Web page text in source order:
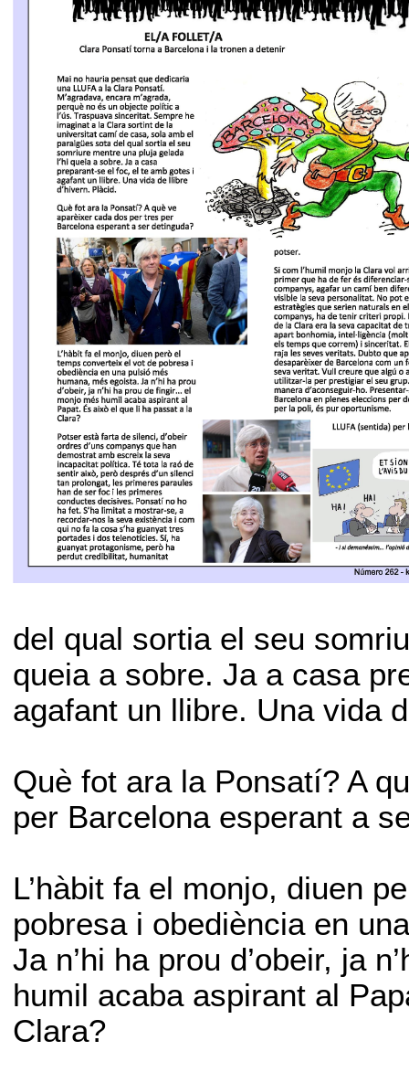
del qual sortia el seu
queia a sobre. Ja a casa
agafant un llibre. Una vida
Què fot ara la Ponsatí? A
per Barcelona esperant a
L’hàbit fa el monjo, diuen
pobresa i obediència en
Ja n’hi ha prou d’obeir, ja
humil acaba aspirant al
Clara?